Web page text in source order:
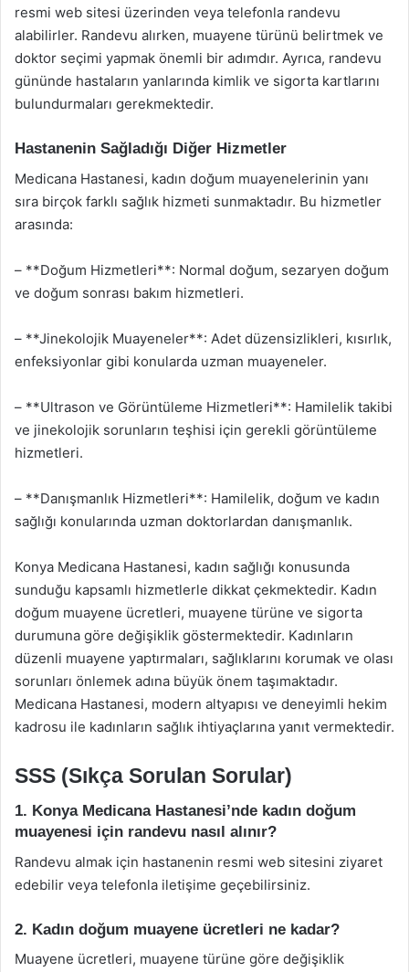
resmi web sitesi üzerinden veya telefonla randevu
alabilirler. Randevu alırken, muayene türünü belirtmek ve
doktor seçimi yapmak önemli bir adımdır. Ayrıca, randevu
gününde hastaların yanlarında kimlik ve sigorta kartlarını
bulundurmaları gerekmektedir.
Hastanenin Sağladığı Diğer Hizmetler
Medicana Hastanesi, kadın doğum muayenelerinin yanı
sıra birçok farklı sağlık hizmeti sunmaktadır. Bu hizmetler
arasında:
– **Doğum Hizmetleri**: Normal doğum, sezaryen doğum
ve doğum sonrası bakım hizmetleri.
– **Jinekolojik Muayeneler**: Adet düzensizlikleri, kısırlık,
enfeksiyonlar gibi konularda uzman muayeneler.
– **Ultrason ve Görüntüleme Hizmetleri**: Hamilelik takibi
ve jinekolojik sorunların teşhisi için gerekli görüntüleme
hizmetleri.
– **Danışmanlık Hizmetleri**: Hamilelik, doğum ve kadın
sağlığı konularında uzman doktorlardan danışmanlık.
Konya Medicana Hastanesi, kadın sağlığı konusunda
sunduğu kapsamlı hizmetlerle dikkat çekmektedir. Kadın
doğum muayene ücretleri, muayene türüne ve sigorta
durumuna göre değişiklik göstermektedir. Kadınların
düzenli muayene yaptırmaları, sağlıklarını korumak ve olası
sorunları önlemek adına büyük önem taşımaktadır.
Medicana Hastanesi, modern altyapısı ve deneyimli hekim
kadrosu ile kadınların sağlık ihtiyaçlarına yanıt vermektedir.
SSS (Sıkça Sorulan Sorular)
1. Konya Medicana Hastanesi’nde kadın doğum
muayenesi için randevu nasıl alınır?
Randevu almak için hastanenin resmi web sitesini ziyaret
edebilir veya telefonla iletişime geçebilirsiniz.
2. Kadın doğum muayene ücretleri ne kadar?
Muayene ücretleri, muayene türüne göre değişiklik